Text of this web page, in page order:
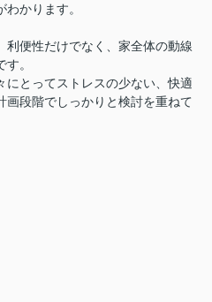
かります。
利便性だけでなく、家全体の動線
。
にとってストレスの少ない、快適
画段階でしっかりと検討を重ねて